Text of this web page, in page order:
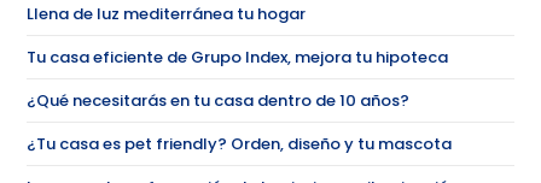
Llena de luz mediterránea tu hogar
Tu casa eficiente de Grupo Index, mejora tu hipoteca
¿Qué necesitarás en tu casa dentro de 10 años?
¿Tu casa es pet friendly? Orden, diseño y tu mascota